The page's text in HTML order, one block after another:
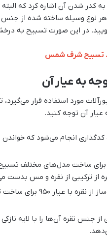
کدر شدن آن اشاره کرد که
نوع وسیله ساخته شده از جنس
در این صورت تسبیح به
تسبیح شرف شمس
به عیار آن
مورد استفاده قرار
عیار آن توجه کنید.
انجام می‌شود که
از ترکیبی از نقره و مس بدست
برخی از
جنس نقره آن‌ها را با لایه